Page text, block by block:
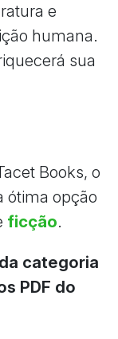
e
humana.
sua
Books, o
ótima opção
ficção.
categoria
PDF do